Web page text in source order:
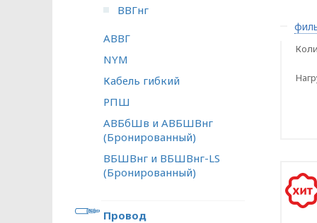
ВВГнг
АВВГ
NYM
Кабель гибкий
РПШ
АВБбШв и АВБШВнг
(Бронированный)
ВБШВнг и ВБШВнг-LS
(Бронированный)
Провод